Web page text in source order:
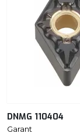
DNMG 110404
Garant